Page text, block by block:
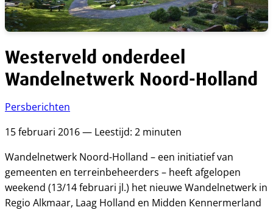
Westerveld onderdeel
Wandelnetwerk Noord-Holland
Persberichten
15 februari 2016 — Leestijd: 2 minuten
Wandelnetwerk Noord-Holland – een initiatief van
gemeenten en terreinbeheerders – heeft afgelopen
weekend (13/14 februari jl.) het nieuwe Wandelnetwerk in
Regio Alkmaar, Laag Holland en Midden Kennermerland